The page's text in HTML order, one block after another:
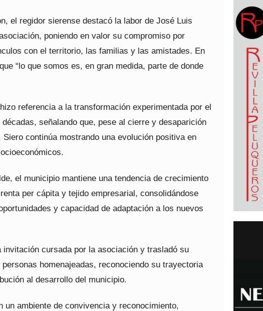
el regidor sierense destacó la labor de José Luis
poniendo en valor su compromiso por
con el territorio, las familias y las amistades. En
“lo que somos es, en gran medida, parte de donde
referencia a la transformación experimentada por el
señalando que, pese al cierre y desaparición
continúa mostrando una evolución positiva en
el municipio mantiene una tendencia de crecimiento
per cápita y tejido empresarial, consolidándose
y capacidad de adaptación a los nuevos
invitación cursada por la asociación y trasladó su
homenajeadas, reconociendo su trayectoria
al desarrollo del municipio.
un ambiente de convivencia y reconocimiento,